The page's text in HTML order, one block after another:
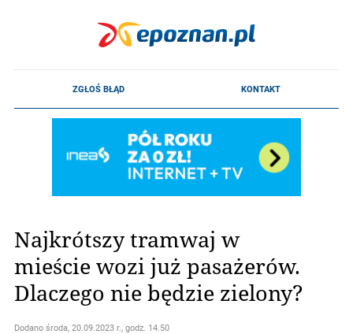
Najkrótszy tramwaj w
mieście wozi już pasażerów.
Dlaczego nie będzie zielony?
Dodano środa, 20.09.2023 r., godz. 14.50